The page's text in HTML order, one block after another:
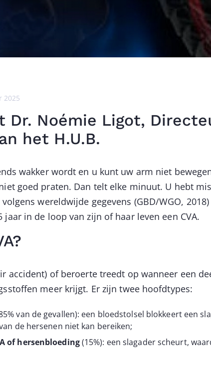
2025
Dr. Noémie Ligot,
het H.U.B.
wakker wordt en u kunt uw arm niet
goed praten. Dan telt elke minuut. U hebt
wereldwijde gegevens (GBD/WGO,
in de loop van zijn of haar leven een CVA.
accident) of beroerte treedt op wanneer een
meer krijgt. Er zijn twee hoofdtypes:
van de gevallen): een bloedstolsel blokkeert een
de hersenen niet kan bereiken;
of hersenbloeding(15%): een slagader scheurt,